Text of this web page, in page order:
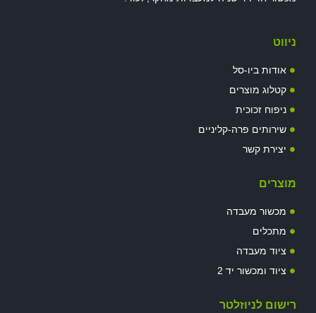
ניווט
אודות ביו-סל
קטלוג מוצרים
ניפוח זכוכית
שירותים פרה-קליניים
יצירת קשר
מוצרים
מכשור מעבדה
מתכלים
ציוד מעבדה
ציוד ומכשור יד 2
רישום לניוזלטר